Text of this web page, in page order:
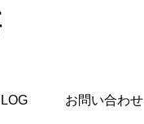
お問い合わせ